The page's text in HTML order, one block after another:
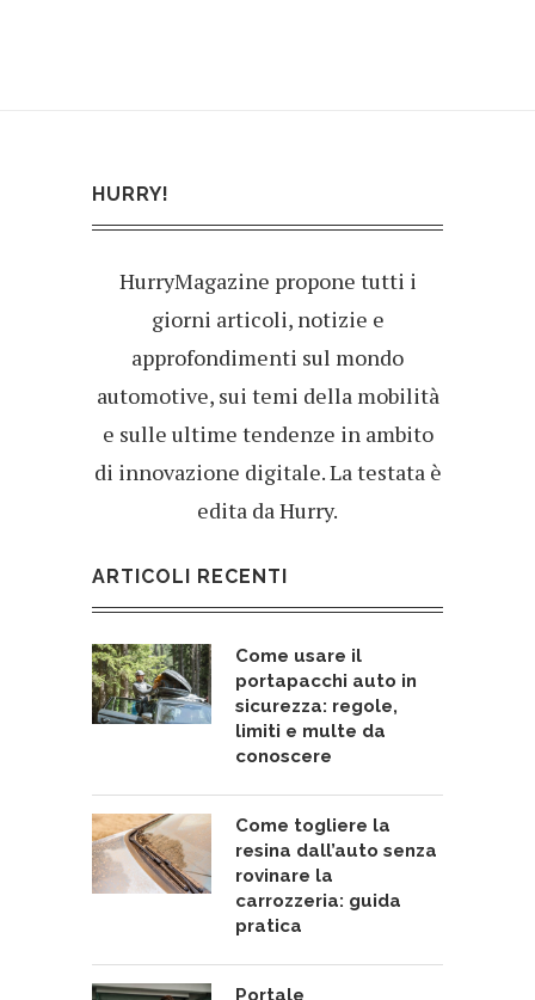
HURRY!
HurryMagazine propone tutti i
giorni articoli, notizie e
approfondimenti sul mondo
automotive, sui temi della mobilità
e sulle ultime tendenze in ambito
di innovazione digitale. La testata è
edita da Hurry.
ARTICOLI RECENTI
Come usare il
portapacchi auto in
sicurezza: regole,
limiti e multe da
conoscere
Come togliere la
resina dall’auto senza
rovinare la
carrozzeria: guida
pratica
Portale